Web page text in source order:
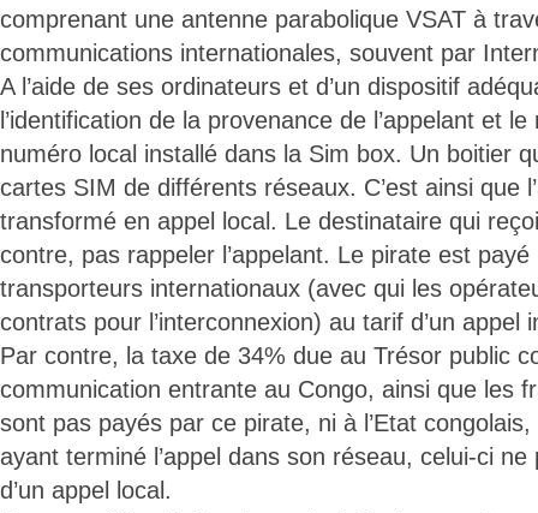
comprenant une antenne parabolique VSAT à
communications internationales, souvent par
A l’aide de ses ordinateurs et d’un dispositif
l’identification de la provenance de l’appelant et
numéro local installé dans la Sim box. Un boitier
cartes SIM de différents réseaux. C’est ainsi que
transformé en appel local. Le destinataire qui
contre, pas rappeler l’appelant. Le pirate est
transporteurs internationaux (avec qui les
contrats pour l’interconnexion) au tarif d’un appel
Par contre, la taxe de 34% due au Trésor public
communication entrante au Congo, ainsi que les
sont pas payés par ce pirate, ni à l’Etat congolais,
ayant terminé l’appel dans son réseau, celui-ci
d’un appel local.